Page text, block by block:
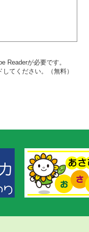
Readerが必要です。
てください。（無料）